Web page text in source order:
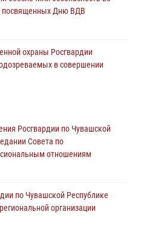
посвященных Дню ВДВ
охраны Росгвардии
в совершении
подозреваемого в
войск национальной гвардии
Росгвардии по Чувашской
Совета по
отношениям
по Чувашской Республике
организации